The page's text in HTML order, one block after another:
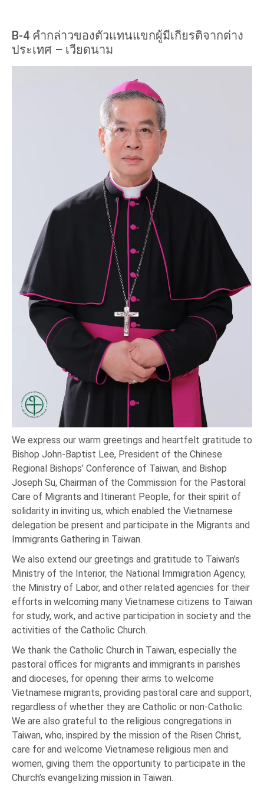
B-4 คำกล่าวของตัวแทนแขกผู้มีเกียรติจากต่าง
ประเทศ – เวียดนาม
We express our warm greetings and heartfelt gratitude to
Bishop John-Baptist Lee, President of the Chinese
Regional Bishops’ Conference of Taiwan, and Bishop
Joseph Su, Chairman of the Commission for the Pastoral
Care of Migrants and Itinerant People, for their spirit of
solidarity in inviting us, which enabled the Vietnamese
delegation be present and participate in the Migrants and
Immigrants Gathering in Taiwan.
We also extend our greetings and gratitude to Taiwan’s
Ministry of the Interior, the National Immigration Agency,
the Ministry of Labor, and other related agencies for their
efforts in welcoming many Vietnamese citizens to Taiwan
for study, work, and active participation in society and the
activities of the Catholic Church.
We thank the Catholic Church in Taiwan, especially the
pastoral offices for migrants and immigrants in parishes
and dioceses, for opening their arms to welcome
Vietnamese migrants, providing pastoral care and support,
regardless of whether they are Catholic or non-Catholic.
We are also grateful to the religious congregations in
Taiwan, who, inspired by the mission of the Risen Christ,
care for and welcome Vietnamese religious men and
women, giving them the opportunity to participate in the
Church’s evangelizing mission in Taiwan.